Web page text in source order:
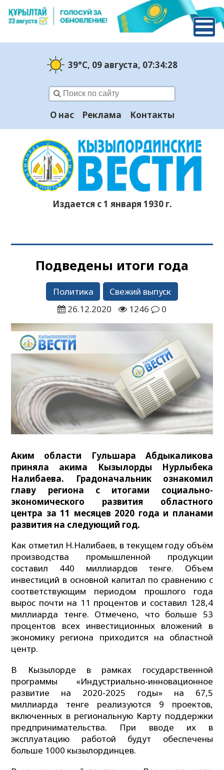
39°C, 09 августа, 07:34:29
О нас Реклама Контакты
Издается с 1 января 1930 г.
Подведены итоги года
Политика
Свежий выпуск
26.12.2020
1246 0
Аким области Гульшара Абдыкаликова
приняла акима Кызылорды Нурлыбека
Налибаева. Градоначальник ознакомил
главу региона с итогами социально-
экономического развития областного
центра за 11 месяцев 2020 года и планами
развития на следующий год.
Как отметил Н.Налибаев, в текущем году объём
производства промышленной продукции
составил 440 миллиардов тенге. Объем
инвестиций в основной капитал по сравнению с
соответствующим периодом прошлого года
вырос почти на 11 процентов и составил 128,4
миллиарда тенге. Отмечено, что больше 53
процентов всех инвестиционных вложений в
экономику региона приходится на областной
центр.
В Кызылорде в рамках государственной
программы «Индустриально-инновационное
развитие на 2020-2025 годы» на 67,5
миллиарда тенге реализуются 9 проектов,
включенных в региональную Карту поддержки
предпринимательства. При вводе их в
эксплуатацию работой будут обеспечены
больше 1000 кызылординцев.